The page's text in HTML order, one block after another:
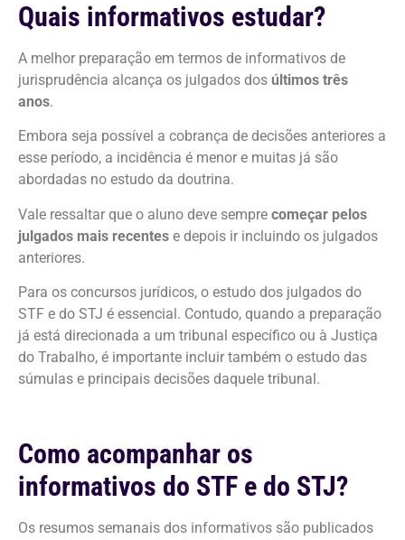
Quais informativos estudar?
A melhor preparação em termos de informativos de
jurisprudência alcança os julgados dos últimos três
anos.
Embora seja possível a cobrança de decisões anteriores a
esse período, a incidência é menor e muitas já são
abordadas no estudo da doutrina.
Vale ressaltar que o aluno deve sempre começar pelos
julgados mais recentes e depois ir incluindo os julgados
anteriores.
Para os concursos jurídicos, o estudo dos julgados do
STF e do STJ é essencial. Contudo, quando a preparação
já está direcionada a um tribunal específico ou à Justiça
do Trabalho, é importante incluir também o estudo das
súmulas e principais decisões daquele tribunal.
Como acompanhar os
informativos do STF e do STJ?
Os resumos semanais dos informativos são publicados